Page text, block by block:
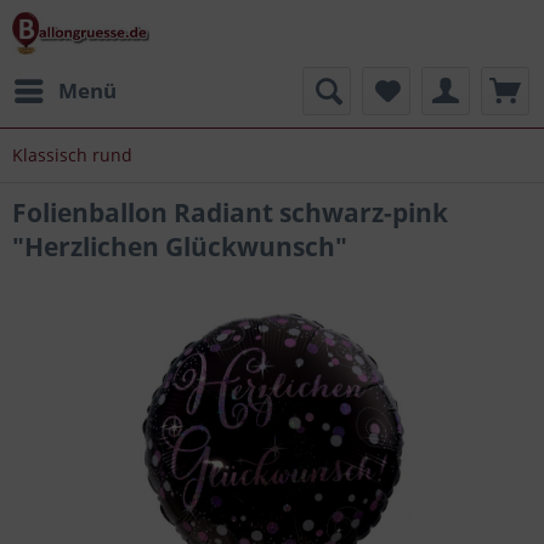
Menü
Klassisch rund
Folienballon Radiant schwarz-pink
"Herzlichen Glückwunsch"